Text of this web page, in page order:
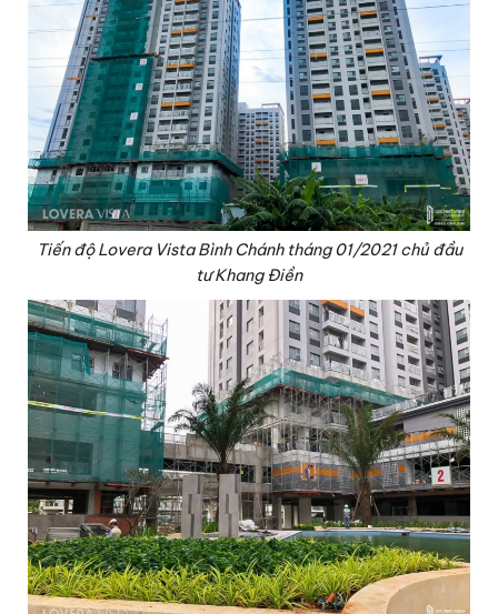
Tiến độ Lovera Vista Bình Chánh tháng 01/2021 chủ đầu
tư Khang Điền